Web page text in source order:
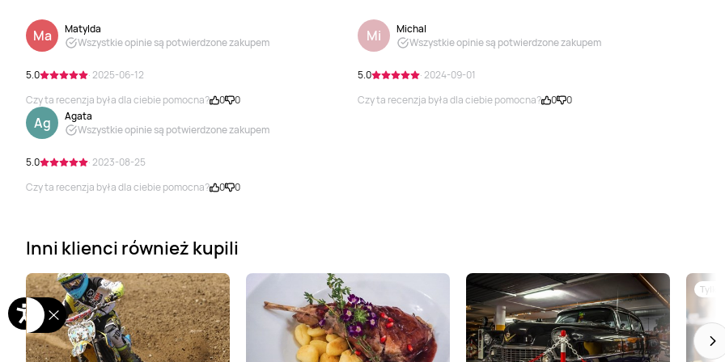
Ma
Matylda
Wszystkie opinie są potwierdzone zakupem
5.0
· 2025-06-12
Czy ta recenzja była dla ciebie pomocna?
0 0
Mi
Michal
Wszystkie opinie są potwierdzone zakupem
5.0
· 2024-09-01
Czy ta recenzja była dla ciebie pomocna?
0 0
Ag
Agata
Wszystkie opinie są potwierdzone zakupem
5.0
· 2023-08-25
Czy ta recenzja była dla ciebie pomocna?
0 0
Inni klienci również kupili
Tylko